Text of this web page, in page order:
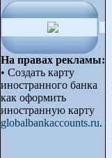
На правах рекламы:
• Создать карту
иностранного банка
как оформить
иностранную карту
globalbankaccounts.ru.